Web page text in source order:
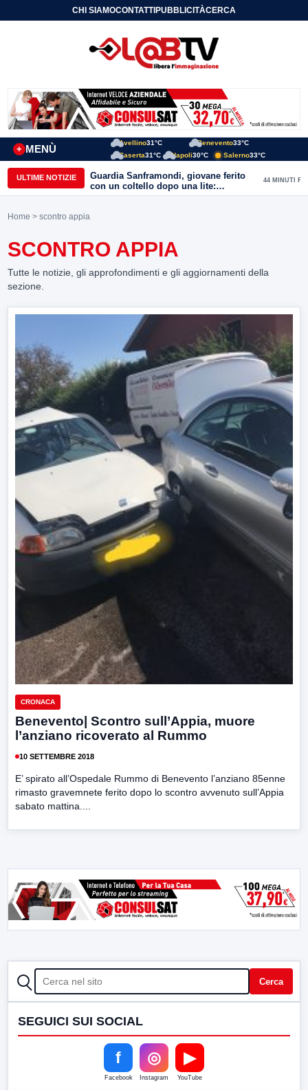
CHI SIAMOCONTATTIPUBBLICITÀCERCA
MENÙ
+
Avellino31°C Benevento33°C
Caserta31°C Napoli30°C Salerno33°C
ULTIME NOTIZIE
Guardia Sanframondi, giovane ferito
con un coltello dopo una lite:
individuato il presunto autore
44 MINUTI FA
Home > scontro appia
SCONTRO APPIA
Tutte le notizie, gli approfondimenti e gli aggiornamenti della
sezione.
CRONACA
Benevento| Scontro sull’Appia, muore
l’anziano ricoverato al Rummo
10 SETTEMBRE 2018
E’ spirato all’Ospedale Rummo di Benevento l’anziano 85enne
rimasto gravemnete ferito dopo lo scontro avvenuto sull’Appia
sabato mattina....
CERCA Cerca
SEGUICI SUI SOCIAL
f
Facebook
◎
Instagram
▶
YouTube